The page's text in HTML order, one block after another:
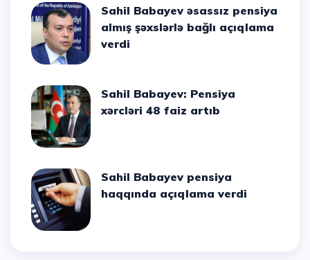
Sahil Babayev əsassız pensiya
almış şəxslərlə bağlı açıqlama
verdi
Sahil Babayev: Pensiya
xərcləri 48 faiz artıb
Sahil Babayev pensiya
haqqında açıqlama verdi